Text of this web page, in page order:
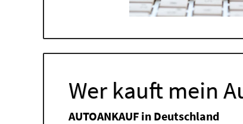
Wer kauft mein
AUTOANKAUF in Deutschland